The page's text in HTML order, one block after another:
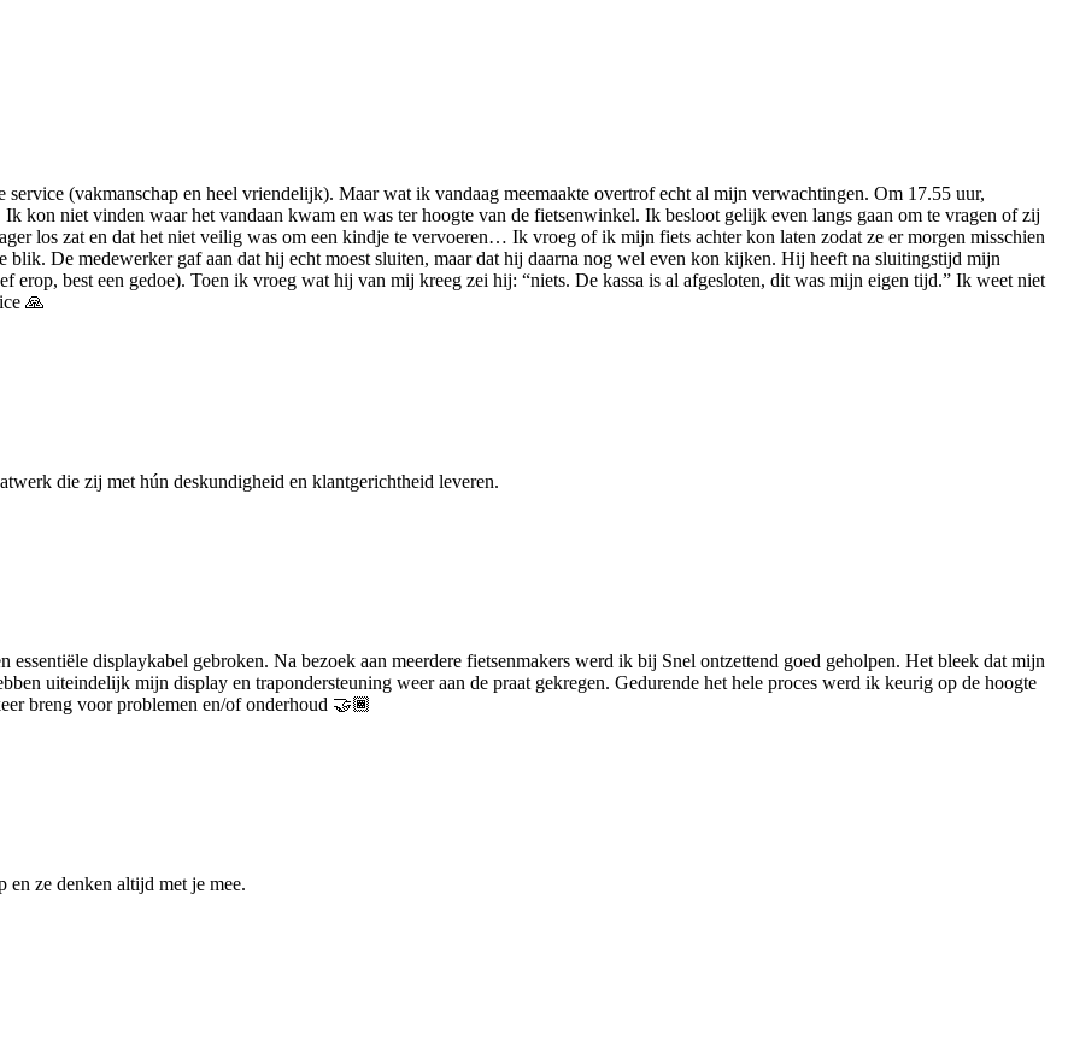
(vakmanschap en heel vriendelijk). Maar wat ik vandaag meemaakte overtrof echt al mijn verwachtingen. Om 17.55 uur,
kon niet vinden waar het vandaan kwam en was ter hoogte van de fietsenwinkel. Ik besloot gelijk even langs gaan om te vragen of zij
los zat en dat het niet veilig was om een kindje te vervoeren… Ik vroeg of ik mijn fiets achter kon laten zodat ze er morgen misschien
De medewerker gaf aan dat hij echt moest sluiten, maar dat hij daarna nog wel even kon kijken. Hij heeft na sluitingstijd mijn
erop, best een gedoe). Toen ik vroeg wat hij van mij kreeg zei hij: “niets. De kassa is al afgesloten, dit was mijn eigen tijd.” Ik weet niet
🙏
die zij met hún deskundigheid en klantgerichtheid leveren.
displaykabel gebroken. Na bezoek aan meerdere fietsenmakers werd ik bij Snel ontzettend goed geholpen. Het bleek dat mijn
uiteindelijk mijn display en trapondersteuning weer aan de praat gekregen. Gedurende het hele proces werd ik keurig op de hoogte
breng voor problemen en/of onderhoud 🤝🏾
en ze denken altijd met je mee.